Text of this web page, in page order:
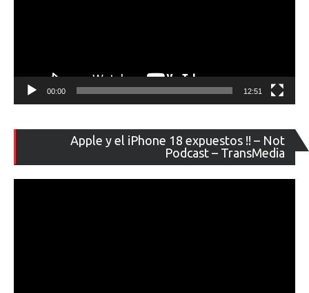
00:00 12:51
Apple y el iPhone 18 expuestos !! – Not
Podcast – TransMedia
de